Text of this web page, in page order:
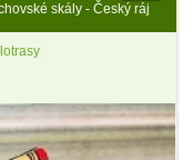
skály - Český ráj